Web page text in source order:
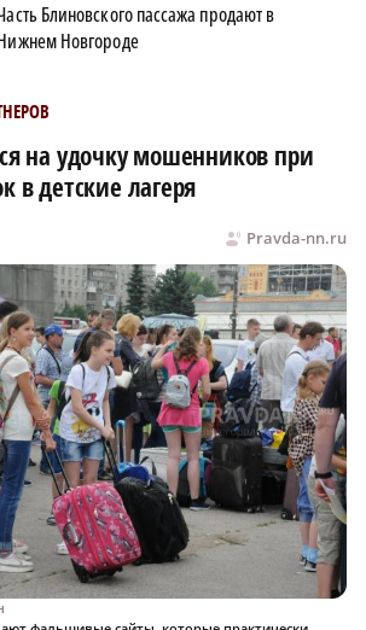
Блиновского пассажа продают в
Новгороде
на удочку мошенников при
в детские лагеря
Pravda-nn.ru